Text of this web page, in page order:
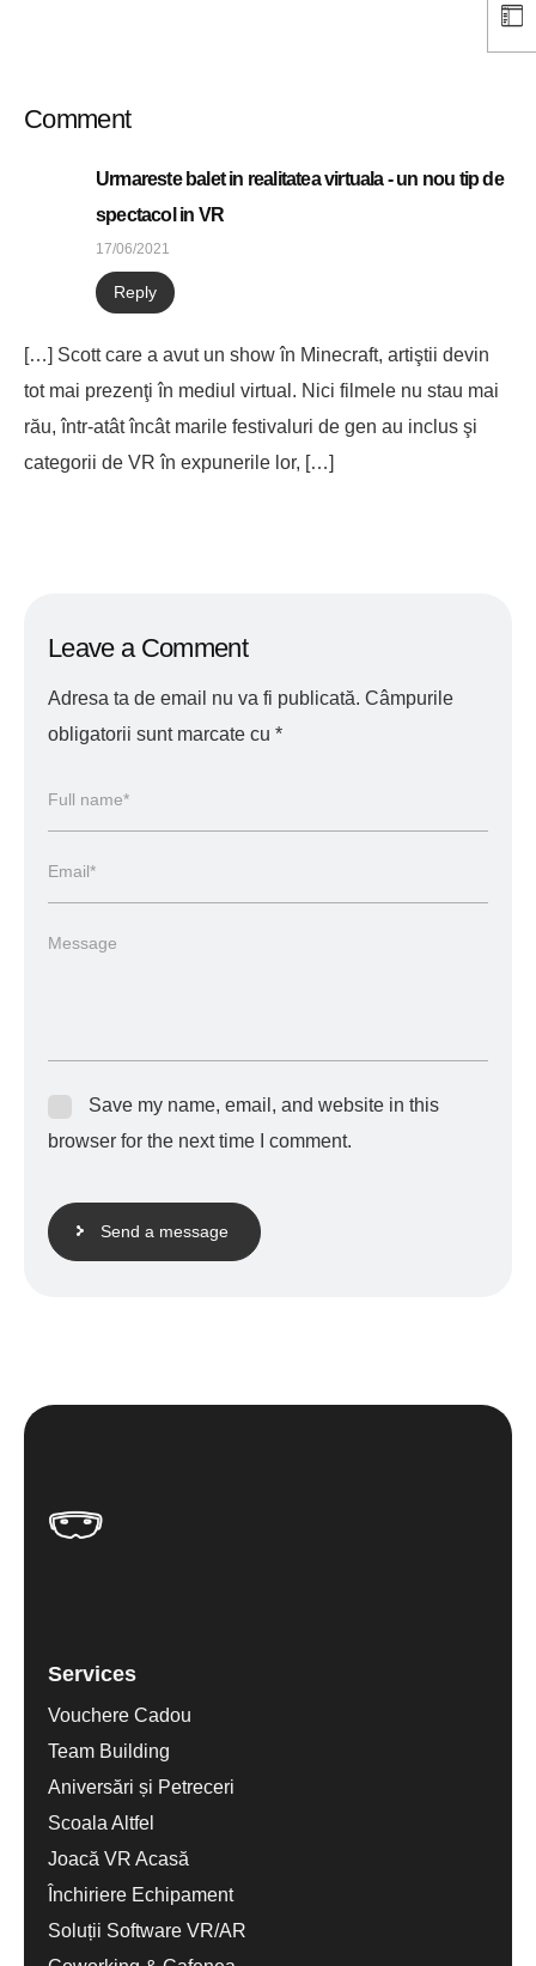
Comment
Urmareste balet in realitatea virtuala - un nou tip de
spectacol in VR
17/06/2021
Reply
[…] Scott care a avut un show în Minecraft, artiştii devin
tot mai prezenţi în mediul virtual. Nici filmele nu stau mai
rău, într-atât încât marile festivaluri de gen au inclus şi
categorii de VR în expunerile lor, […]
Leave a Comment
Adresa ta de email nu va fi publicată. Câmpurile
obligatorii sunt marcate cu *
Save my name, email, and website in this
browser for the next time I comment.
Send a message
Services
Vouchere Cadou
Team Building
Aniversări și Petreceri
Scoala Altfel
Joacă VR Acasă
Închiriere Echipament
Soluții Software VR/AR